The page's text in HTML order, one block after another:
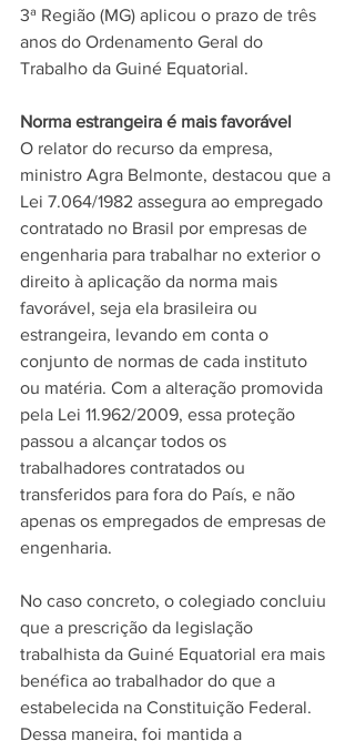
3ª Região (MG) aplicou o prazo de três
anos do Ordenamento Geral do
Trabalho da Guiné Equatorial.
Norma estrangeira é mais favorável
O relator do recurso da empresa,
ministro Agra Belmonte, destacou que a
Lei 7.064/1982 assegura ao empregado
contratado no Brasil por empresas de
engenharia para trabalhar no exterior o
direito à aplicação da norma mais
favorável, seja ela brasileira ou
estrangeira, levando em conta o
conjunto de normas de cada instituto
ou matéria. Com a alteração promovida
pela Lei 11.962/2009, essa proteção
passou a alcançar todos os
trabalhadores contratados ou
transferidos para fora do País, e não
apenas os empregados de empresas de
engenharia.
No caso concreto, o colegiado concluiu
que a prescrição da legislação
trabalhista da Guiné Equatorial era mais
benéfica ao trabalhador do que a
estabelecida na Constituição Federal.
Dessa maneira, foi mantida a